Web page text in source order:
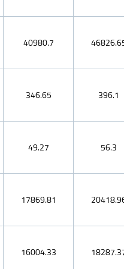
35122.94
1456633.59
297.1
12321.57
42.23
1751.41
15315.51
635171.18
13716.68
568864.14